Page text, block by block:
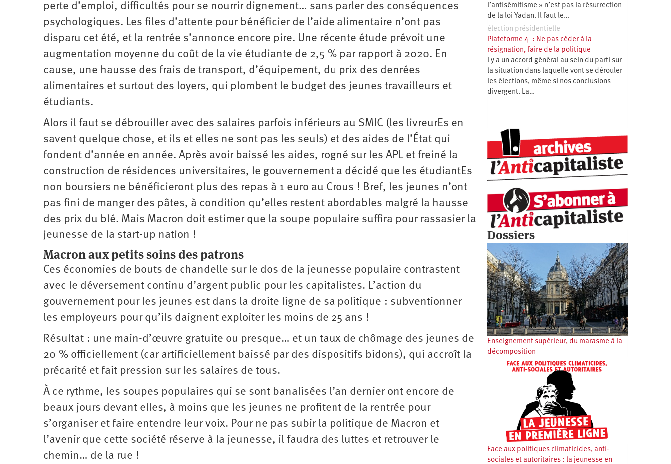
perte d’emploi, difficultés pour se nourrir dignement… sans parler des conséquences
psychologiques. Les files d’attente pour bénéficier de l’aide alimentaire n’ont pas
disparu cet été, et la rentrée s’annonce encore pire. Une récente étude prévoit une
augmentation moyenne du coût de la vie étudiante de 2,5 % par rapport à 2020. En
cause, une hausse des frais de transport, d’équipement, du prix des denrées
alimentaires et surtout des loyers, qui plombent le budget des jeunes travailleurs et
étudiants.
Alors il faut se débrouiller avec des salaires parfois inférieurs au SMIC (les livreurEs en
savent quelque chose, et ils et elles ne sont pas les seuls) et des aides de l’État qui
fondent d’année en année. Après avoir baissé les aides, rogné sur les APL et freiné la
construction de résidences universitaires, le gouvernement a décidé que les étudiantEs
non boursiers ne bénéficieront plus des repas à 1 euro au Crous ! Bref, les jeunes n’ont
pas fini de manger des pâtes, à condition qu’elles restent abordables malgré la hausse
des prix du blé. Mais Macron doit estimer que la soupe populaire suffira pour rassasier la
jeunesse de la start-up nation !
Macron aux petits soins des patrons
Ces économies de bouts de chandelle sur le dos de la jeunesse populaire contrastent
avec le déversement continu d’argent public pour les capitalistes. L’action du
gouvernement pour les jeunes est dans la droite ligne de sa politique : subventionner
les employeurs pour qu’ils daignent exploiter les moins de 25 ans !
Résultat : une main-d’œuvre gratuite ou presque… et un taux de chômage des jeunes de
20 % officiellement (car artificiellement baissé par des dispositifs bidons), qui accroît la
précarité et fait pression sur les salaires de tous.
À ce rythme, les soupes populaires qui se sont banalisées l’an dernier ont encore de
beaux jours devant elles, à moins que les jeunes ne profitent de la rentrée pour
s’organiser et faire entendre leur voix. Pour ne pas subir la politique de Macron et
l’avenir que cette société réserve à la jeunesse, il faudra des luttes et retrouver le
chemin… de la rue !
l’antisémitisme » n’est pas la résurrection
de la loi Yadan. Il faut le…
élection présidentielle
Plateforme 4 : Ne pas céder à la
résignation, faire de la politique
l y a un accord général au sein du parti sur
la situation dans laquelle vont se dérouler
les élections, même si nos conclusions
divergent. La…
Dossiers
Enseignement supérieur, du marasme à la
décomposition
Face aux politiques climaticides, anti-
sociales et autoritaires : la jeunesse en